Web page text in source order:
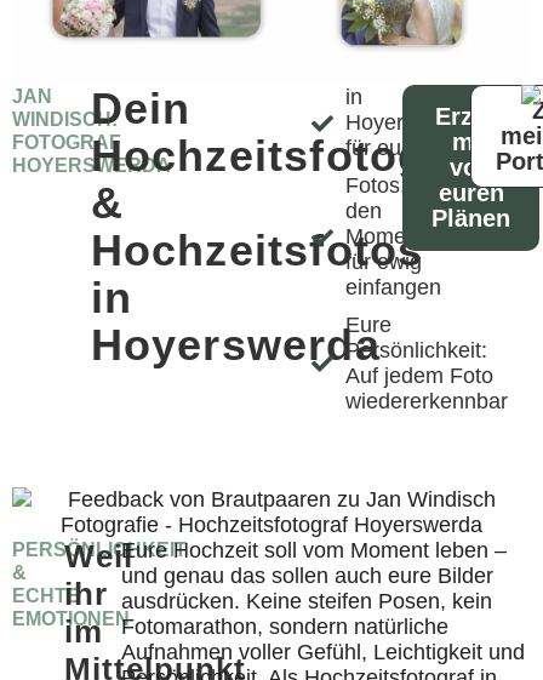
JAN
WINDISCH:
FOTOGRAF
HOYERSWERDA
Dein
Hochzeitsfotograf
&
Hochzeitsfotos
in
Hoyerswerda
in
Hoyerswerda
für euch da
Fotos, die
den
Moment
für ewig
einfangen
Eure
Persönlichkeit:
Auf jedem Foto
wiedererkennbar
Erzähl
mir
von
euren
Plänen
PERSÖNLICHKEIT
&
ECHTE
EMOTIONEN
Weil
ihr
im
Mittelpunkt
Eure Hochzeit soll vom Moment leben –
und genau das sollen auch eure Bilder
ausdrücken. Keine steifen Posen, kein
Fotomarathon, sondern natürliche
Aufnahmen voller Gefühl, Leichtigkeit und